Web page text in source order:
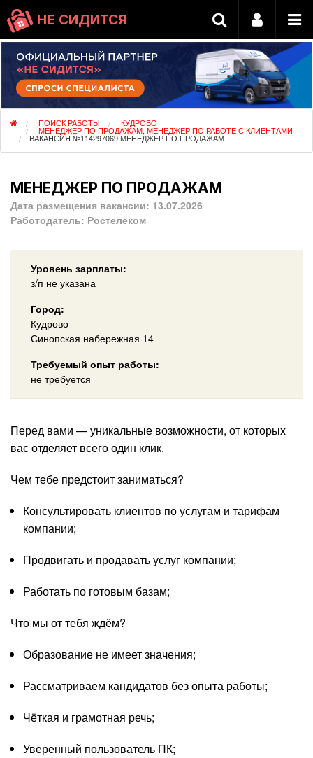
НЕ СИДИТСЯ
ПОИСК РАБОТЫ КУДРОВО
МЕНЕДЖЕР ПО ПРОДАЖАМ, МЕНЕДЖЕР ПО РАБОТЕ С КЛИЕНТАМИ
ВАКАНСИЯ №114297069 МЕНЕДЖЕР ПО ПРОДАЖАМ
МЕНЕДЖЕР ПО ПРОДАЖАМ
Дата размещения вакансии: 13.07.2026
Работодатель: Ростелеком
Уровень зарплаты:
з/п не указана
Город:
Кудрово
Синопская набережная 14
Требуемый опыт работы:
не требуется
Перед вами — уникальные возможности, от которых
вас отделяет всего один клик.
Чем тебе предстоит заниматься?
Консультировать клиентов по услугам и тарифам
компании;
Продвигать и продавать услуг компании;
Работать по готовым базам;
Что мы от тебя ждём?
Образование не имеет значения;
Рассматриваем кандидатов без опыта работы;
Чёткая и грамотная речь;
Уверенный пользователь ПК;